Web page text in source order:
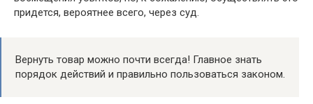
придется, вероятнее всего, через суд.
Вернуть товар можно почти всегда! Главное знать
порядок действий и правильно пользоваться законом.